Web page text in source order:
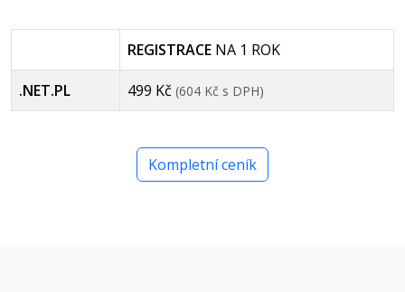
REGISTRACE NA 1 ROK
.NET.PL 499 Kč (604 Kč s DPH)
Kompletní ceník